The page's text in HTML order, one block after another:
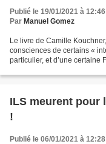
Publié le 19/01/2021 à 12:46
Par Manuel Gomez
Le livre de Camille
consciences de certains «
particulier, et d’une certaine
ILS meurent pour
!
Publié le 06/01/2021 à 12:28